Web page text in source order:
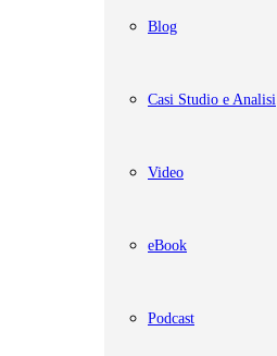
Blog
Casi Studio e Analisi
Video
eBook
Podcast